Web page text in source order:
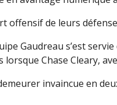
offensif de leurs
Gaudreau s’est
Chase Cleary,
invaincue en